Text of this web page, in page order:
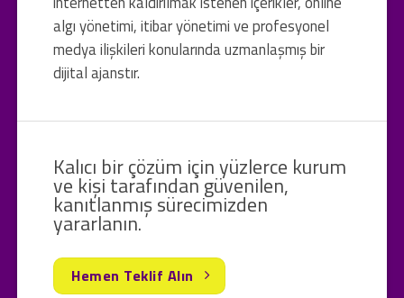
algı yönetimi, itibar yönetimi ve profesyonel
medya ilişkileri konularında uzmanlaşmış bir
dijital ajanstır.
Kalıcı bir çözüm için yüzlerce kurum
ve kişi tarafından güvenilen,
kanıtlanmış sürecimizden
yararlanın.
Hemen Teklif Alın